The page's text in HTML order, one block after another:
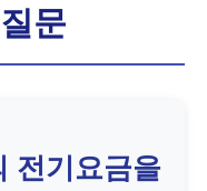
문
전기요금을